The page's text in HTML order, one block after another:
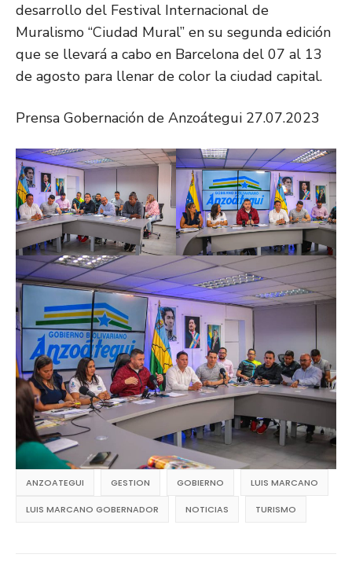
desarrollo del Festival Internacional de
Muralismo “Ciudad Mural” en su segunda edición
que se llevará a cabo en Barcelona del 07 al 13
de agosto para llenar de color la ciudad capital.
Prensa Gobernación de Anzoátegui 27.07.2023
ANZOATEGUI GESTION GOBIERNO LUIS MARCANO
LUIS MARCANO GOBERNADOR NOTICIAS TURISMO